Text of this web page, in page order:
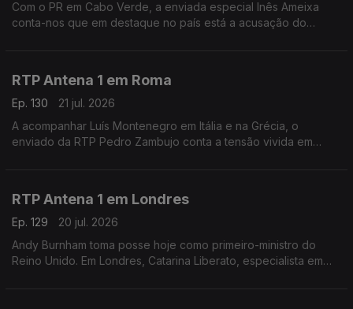
Com o PR em Cabo Verde, a enviada especial Inês Ameixa
conta-nos que em destaque no país está a acusação do
RTP Antena 1 em Roma
Ep. 130
21 jul. 2026
A acompanhar Luís Montenegro em Itália e na Grécia, o
enviado da RTP Pedro Zambujo conta a tensão vivida em
RTP Antena 1 em Londres
Ep. 129
20 jul. 2026
Andy Burnham toma posse hoje como primeiro-ministro do
Reino Unido. Em Londres, Catarina Liberato, especialista em